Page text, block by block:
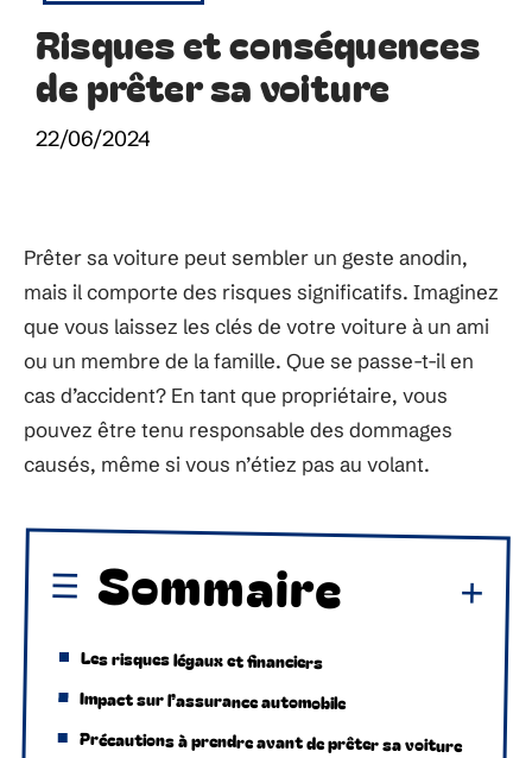
Risques et conséquences
de prêter sa voiture
22/06/2024
Prêter sa voiture peut sembler un geste anodin,
mais il comporte des risques significatifs. Imaginez
que vous laissez les clés de votre voiture à un ami
ou un membre de la famille. Que se passe-t-il en
cas d’accident? En tant que propriétaire, vous
pouvez être tenu responsable des dommages
causés, même si vous n’étiez pas au volant.
Sommaire
Les risques légaux et financiers
Impact sur l’assurance automobile
Précautions à prendre avant de prêter sa voiture